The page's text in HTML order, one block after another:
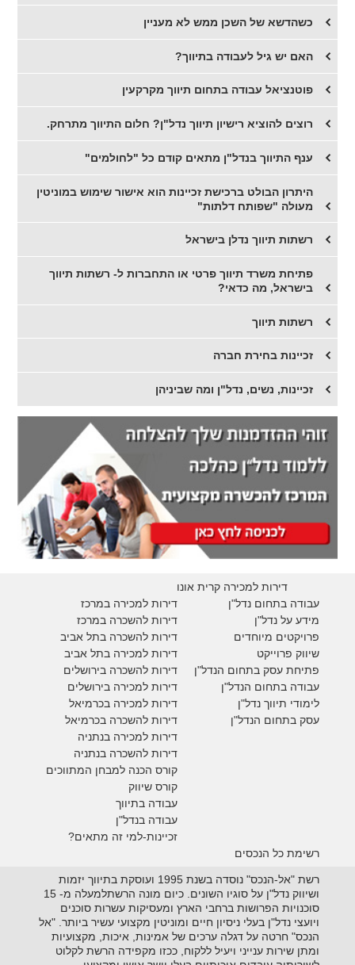
​כשהדשא של השכן ממש לא מעניין
האם יש גיל לעבודה בתיווך?
פוטנציאל עבודה בתחום תיווך מקרקעין
רוצים להוציא רישיון תיווך נדל"ן? חלום התיווך מתרחק.
ענף התיווך בנדל"ן מתאים קודם כל "לחולמים"
היתרון הבולט ברכישת זכיינות הוא אישור שימוש במוניטין
מעולה "שפותח דלתות"
רשתות תיווך נדלן בישראל
פתיחת משרד תיווך פרטי או התחברות ל- רשתות תיווך
בישראל, מה כדאי?
רשתות תיווך
​זכיינות בחירת חברה
זכיינות, נשים, נדל"ן ומה שביניהן
דירות למכירה קרית אונו
דירות למכירה במרכז
דירות להשכרה במרכז
דירות להשכרה בתל אביב
דירות למכירה בתל אביב
דירות להשכרה בירושלים
דירות למכירה בירושלים
דירות למכירה בכרמיאל
דירות להשכרה בכרמיאל
דירות למכירה בנתניה
דירות להשכרה בנתניה
קורס הכנה למבחן המתווכים
קורס שיווק
עבודה בתיווך
עבודה בנדל"ן
זכיינות-למי זה מתאים?
עבודה בתחום נדל"ן
מידע על נדל"ן
פרויקטים מיוחדים
שיווק פרוייקט
פתיחת עסק בתחום הנדל"ן
עבודה בתחום הנדל"ן
לימודי תיווך נדל"ן
עסק בתחום הנדל"ן
רשימת כל הנכסים
רשת "אל-הנכס" נוסדה בשנת 1995 ועוסקת בתיווך יזמות
ושיווק נדל"ן על סוגיו השונים. כיום מונה הרשתלמעלה מ- 15
סוכנויות הפרושות ברחבי הארץ ומעסיקות עשרות סוכנים
ויועצי נדל"ן בעלי ניסיון חיים ומוניטין מקצועי עשיר ביותר. "אל
הנכס" חרטה על דגלה ערכים של אמינות, איכות, מקצועיות
ומתן שירות ענייני ויעיל ללקוח, ככזו מקפידה הרשת לקלוט